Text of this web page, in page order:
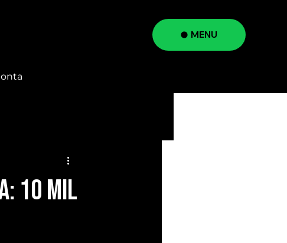
MENU
10 mil